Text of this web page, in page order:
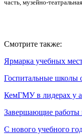
часть, музейно-
Смотрите также:
Ярмарка учебных
Госпитальные школы
КемГМУ в лидерах у
Завершающие работы
С нового учебного